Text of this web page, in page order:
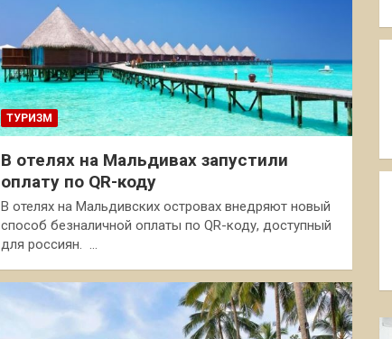
ТУРИЗМ
В отелях на Мальдивах запустили
оплату по QR-коду
В отелях на Мальдивских островах внедряют новый
способ безналичной оплаты по QR-коду, доступный
для россиян. …